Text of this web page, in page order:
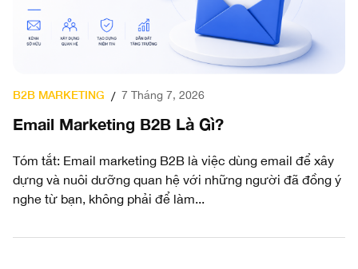
B2B MARKETING / 7 Tháng 7, 2026
Email Marketing B2B Là Gì?
Tóm tắt: Email marketing B2B là việc dùng email để xây
dựng và nuôi dưỡng quan hệ với những người đã đồng ý
nghe từ bạn, không phải để làm...